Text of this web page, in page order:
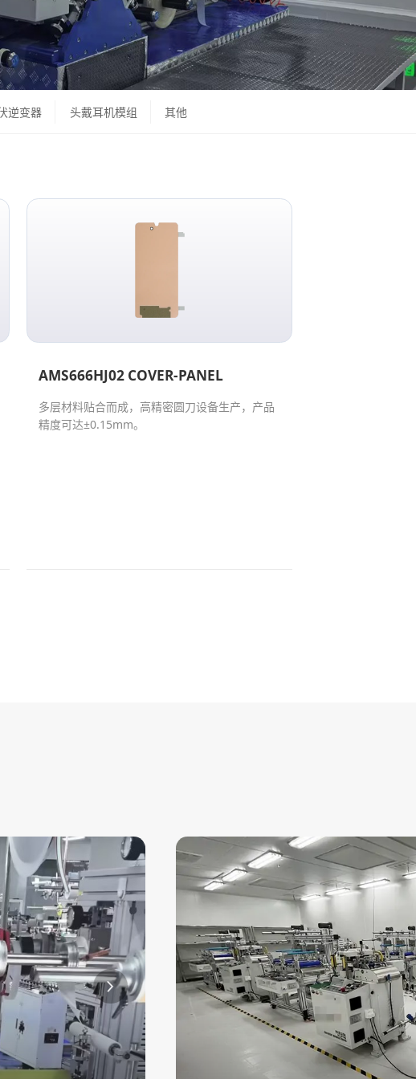
逆变器 头戴耳机模组 其他
AMS666HJ02 COVER-PANEL
多层材料贴合而成，高精密圆刀设备生产，产品
精度可达±0.15mm。